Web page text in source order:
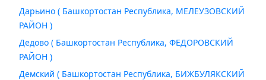
Дарьино ( Башкортостан Республика, МЕЛЕУЗОВСКИЙ
РАЙОН )
Дедово ( Башкортостан Республика, ФЕДОРОВСКИЙ
РАЙОН )
Демский ( Башкортостан Республика, БИЖБУЛЯКСКИЙ